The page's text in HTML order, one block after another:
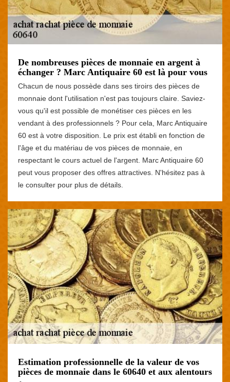
De nombreuses pièces de monnaie en argent à
échanger ? Marc Antiquaire 60 est là pour vous
Chacun de nous possède dans ses tiroirs des pièces de
monnaie dont l'utilisation n'est pas toujours claire. Saviez-
vous qu'il est possible de monétiser ces pièces en les
vendant à des professionnels ? Pour cela, Marc Antiquaire
60 est à votre disposition. Le prix est établi en fonction de
l'âge et du matériau de vos pièces de monnaie, en
respectant le cours actuel de l'argent. Marc Antiquaire 60
peut vous proposer des offres attractives. N'hésitez pas à
le consulter pour plus de détails.
Estimation professionnelle de la valeur de vos
pièces de monnaie dans le 60640 et aux alentours